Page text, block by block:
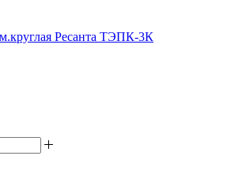
Ресанта ТЭПК-3К